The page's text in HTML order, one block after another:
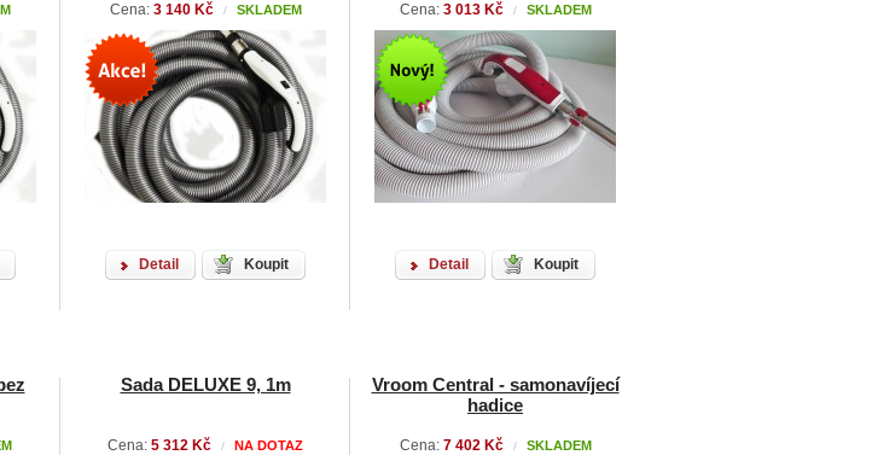
Cena: 3 140 Kč / SKLADEM
Detail Koupit
Cena: 3 013 Kč / SKLADEM
Detail Koupit
Sada DELUXE 9, 1m
Cena: 5 312 Kč / NA DOTAZ
Vroom Central - samonavíjecí
hadice
Cena: 7 402 Kč / SKLADEM